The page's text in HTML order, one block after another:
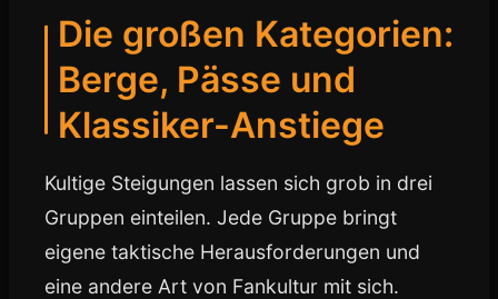
Die großen Kategorien:
Berge, Pässe und
Klassiker-Anstiege
Kultige Steigungen lassen sich grob in drei
Gruppen einteilen. Jede Gruppe bringt
eigene taktische Herausforderungen und
eine andere Art von Fankultur mit sich.